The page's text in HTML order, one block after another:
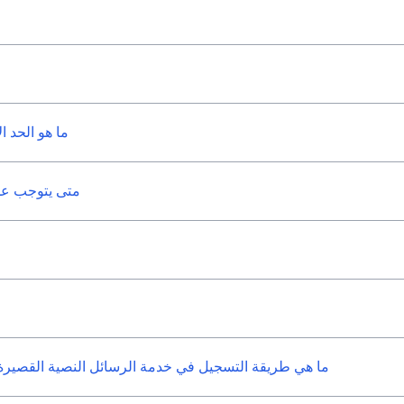
ما هو الحد
متى يتوجب
ما هي طريقة التسجيل في خدمة الرسائل النصية القصيرة